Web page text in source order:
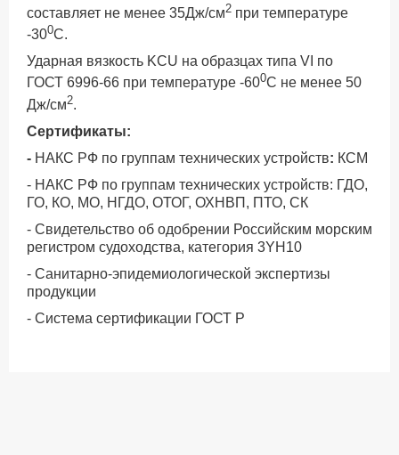
составляет не менее 35Дж/см2 при температуре
-300С.
Ударная вязкость KCU на образцах типа VI по
ГОСТ 6996-66 при температуре -600С не менее 50
Дж/см2.
Сертификаты:
- НАКС РФ по группам технических устройств: КСМ
- НАКС РФ по группам технических устройств: ГДО,
ГО, КО, МО, НГДО, ОТОГ, ОХНВП, ПТО, СК
- Свидетельство об одобрении Российским морским
регистром судоходства, категория 3YH10
- Санитарно-эпидемиологической экспертизы
продукции
- Система сертификации ГОСТ Р